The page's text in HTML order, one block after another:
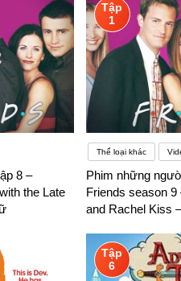
8 –
the Late
Tập
1
Thể loại khác
Phim những
Friends season
and Rachel Kiss
Tập
6